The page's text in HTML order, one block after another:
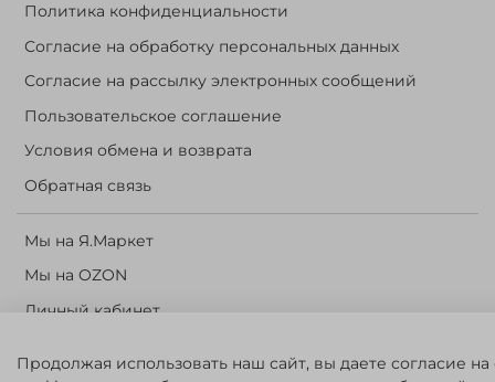
Политика конфиденциальности
Согласие на обработку персональных данных
Согласие на рассылку электронных сообщений
Пользовательское соглашение
Условия обмена и возврата
Обратная связь
Мы на Я.Маркет
Мы на OZON
Личный кабинет
Продолжая использовать наш сайт, вы даете согласие